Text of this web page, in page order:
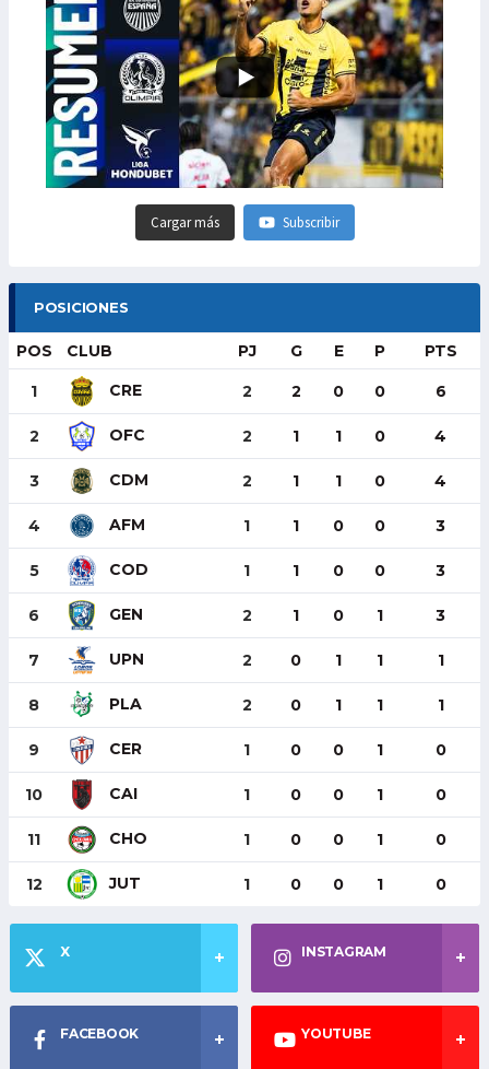
Cargar más Subscribir
POSICIONES
POS CLUB PJ G E P PTS
1 CRE 2 2 0 0 6
2 OFC 2 1 1 0 4
3 CDM 2 1 1 0 4
4 AFM 1 1 0 0 3
5 COD 1 1 0 0 3
6 GEN 2 1 0 1 3
7 UPN 2 0 1 1 1
8 PLA 2 0 1 1 1
9 CER 1 0 0 1 0
10 CAI 1 0 0 1 0
11 CHO 1 0 0 1 0
12 JUT 1 0 0 1 0
X INSTAGRAM
FACEBOOK YOUTUBE